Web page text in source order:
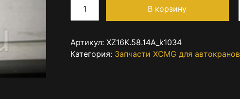
В корзину
Артикул:XZ16K.58.14A_k1034
Категория: Запчасти XCMG для автокранов